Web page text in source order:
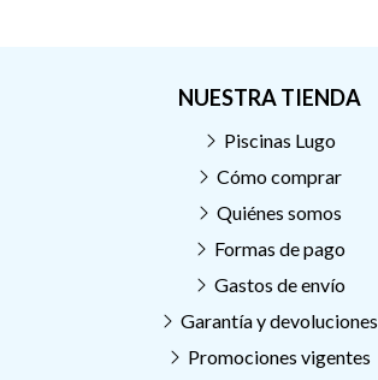
NUESTRA TIENDA
Piscinas Lugo
Cómo comprar
Quiénes somos
Formas de pago
Gastos de envío
Garantía y devoluciones
Promociones vigentes